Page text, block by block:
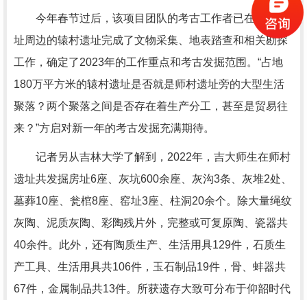
今年春节过后，该项目团队的考古工作者已在师村遗
址周边的辕村遗址完成了文物采集、地表踏查和相关勘探
工作，确定了2023年的工作重点和考古发掘范围。“占地
180万平方米的辕村遗址是否就是师村遗址旁的大型生活
聚落？两个聚落之间是否存在着生产分工，甚至是贸易往
来？”方启对新一年的考古发掘充满期待。
记者另从吉林大学了解到，2022年，吉大师生在师村
遗址共发掘房址6座、灰坑600余座、灰沟3条、灰堆2处、
墓葬10座、瓮棺8座、窑址3座、柱洞20余个。除大量绳纹
灰陶、泥质灰陶、彩陶残片外，完整或可复原陶、瓷器共
40余件。此外，还有陶质生产、生活用具129件，石质生
产工具、生活用具共106件，玉石制品19件，骨、蚌器共
67件，金属制品共13件。所获遗存大致可分布于仰韶时代